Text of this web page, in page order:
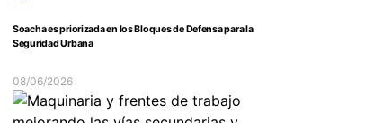
Soacha es priorizada en los Bloques de Defensa para la
Seguridad Urbana
08/06/2026